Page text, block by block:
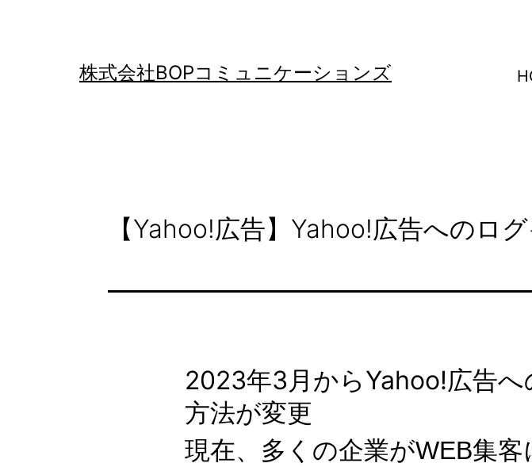
株式会社BOPコミュニケーションズ
【Yahoo!広告】Yahoo!広告へのロ
2023年3月からYahoo!広告へ
方法が変更
現在、多くの企業がWEB集客